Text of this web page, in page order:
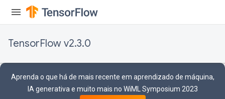
TensorFlow v2.3.0
Aprenda o que há de mais recente em aprendizado de máquina,
IA generativa e muito mais no WiML Symposium 2023